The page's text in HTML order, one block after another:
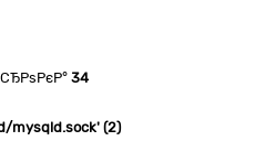
34
mysqld.sock' (2)